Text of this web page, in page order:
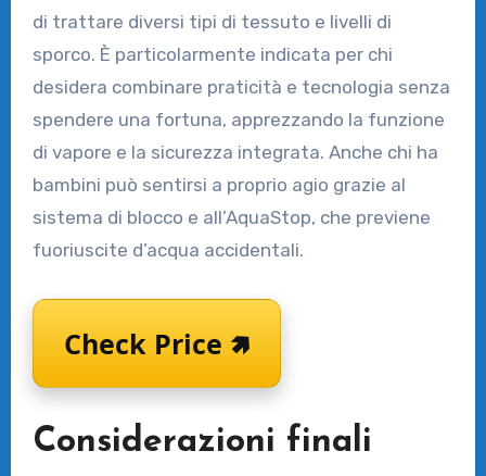
di trattare diversi tipi di tessuto e livelli di
sporco. È particolarmente indicata per chi
desidera combinare praticità e tecnologia senza
spendere una fortuna, apprezzando la funzione
di vapore e la sicurezza integrata. Anche chi ha
bambini può sentirsi a proprio agio grazie al
sistema di blocco e all’AquaStop, che previene
fuoriuscite d’acqua accidentali.
Check Price 🢅
Considerazioni finali